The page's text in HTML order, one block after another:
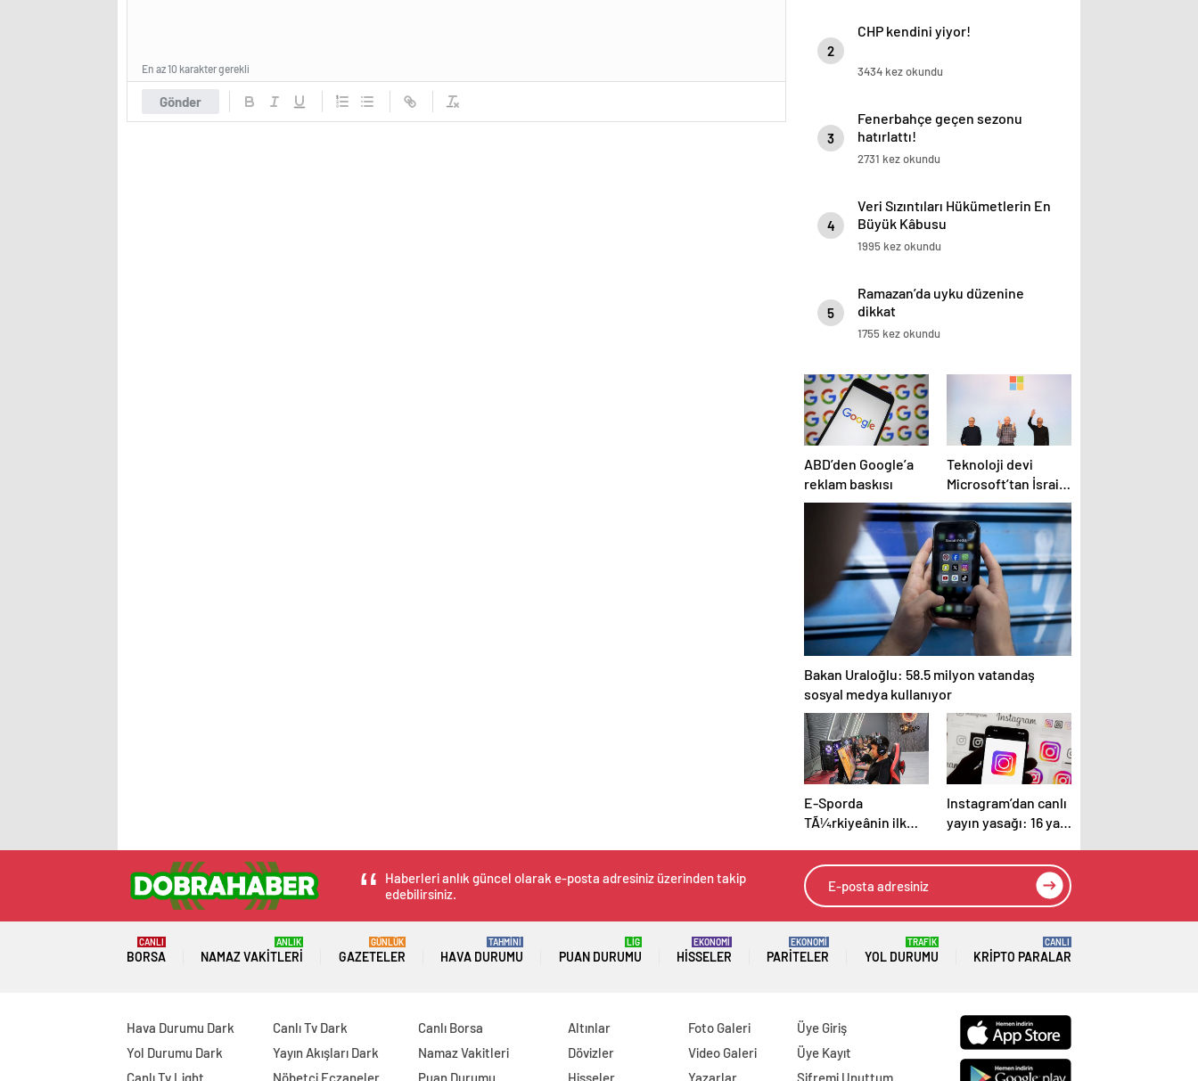
Gönder
En az 10 karakter gerekli
2
CHP kendini yiyor!
3434 kez okundu
3
Fenerbahçe geçen sezonu
hatırlattı!
2731 kez okundu
4
Veri Sızıntıları Hükümetlerin En
Büyük Kâbusu
1995 kez okundu
5
Ramazan’da uyku düzenine
dikkat
1755 kez okundu
ABD’den Google’a
reklam baskısı
Teknoloji devi
Microsoft’tan İsrail’i
sevindirecek haber
Bakan Uraloğlu: 58.5 milyon vatandaş
sosyal medya kullanıyor
E-Sporda
TÃ¼rkiyeânin ilk
ligi kurulacak
Instagram’dan canlı
yayın yasağı: 16 yaş
yeni kurallar
Haberleri anlık güncel olarak e-posta adresiniz üzerinden takip
edebilirsiniz.
BORSA
CANLI
NAMAZ VAKITLERI
ANLIK
GAZETELER
GÜNLÜK
HAVA DURUMU
TAHMİNİ
PUAN DURUMU
LİG
HISSELER
EKONOMİ
PARITELER
EKONOMİ
YOL DURUMU
TRAFİK
KRIPTO PARALAR
CANLI
Hava Durumu Dark
Yol Durumu Dark
Canlı Tv Light
Canlı Tv Dark
Yayın Akışları Dark
Nöbetçi Eczaneler
Canlı Borsa
Namaz Vakitleri
Puan Durumu
Altınlar
Dövizler
Hisseler
Foto Galeri
Video Galeri
Yazarlar
Üye Giriş
Üye Kayıt
Şifremi Unuttum